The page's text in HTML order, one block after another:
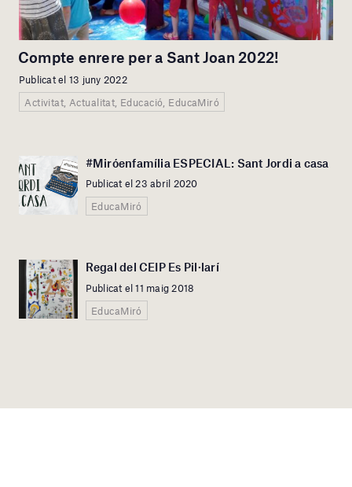
Compte enrere per a Sant Joan 2022!
Publicat el 13 juny 2022
Activitat, Actualitat, Educació, EducaMiró
#Miróenfamília ESPECIAL: Sant Jordi a casa
Publicat el 23 abril 2020
EducaMiró
Regal del CEIP Es Pil·larí
Publicat el 11 maig 2018
EducaMiró